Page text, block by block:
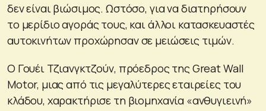
δεν είναι βιώσιμος. Ωστόσο, για να διατηρήσουν
το μερίδιο αγοράς τους, και άλλοι κατασκευαστές
αυτοκινήτων προχώρησαν σε μειώσεις τιμών.
Ο Γουέι Τζιανγκτζούν, πρόεδρος της Great Wall
Motor, μιας από τις μεγαλύτερες εταιρείες του
κλάδου, χαρακτήρισε τη βιομηχανία «ανθυγιεινή»